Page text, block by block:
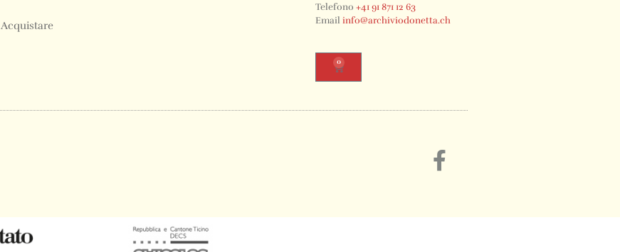
Acquistare
Telefono +41 91 871 12 63
Email info@archiviodonetta.ch
0